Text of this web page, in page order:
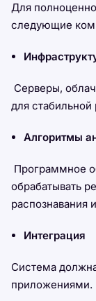
Для
следующие
Серверы,
для
Алгоритмы
Программное
обрабатывать
распознавания
Интеграция
Система
приложениями.